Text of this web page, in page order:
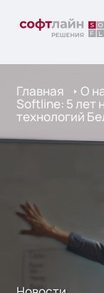
Главная О
Softline: 5 лет
технологий